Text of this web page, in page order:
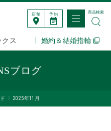
店舗 予約
クス 婚約＆結婚指輪
商品検索
ブログ
2025年11月